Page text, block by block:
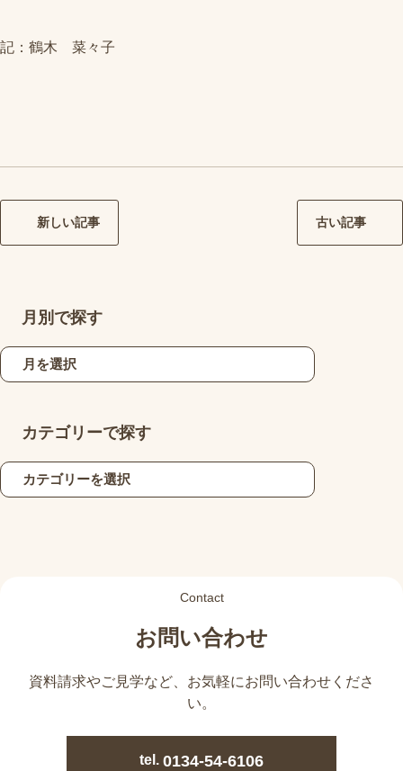
記：鶴木 菜々子
新しい記事 古い記事
月別で探す
カテゴリーで探す
Contact
お問い合わせ
資料請求やご見学など、 お気軽にお問い合わせくださ
い。
tel. 0134-54-6106